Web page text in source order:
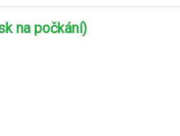
na počkání)